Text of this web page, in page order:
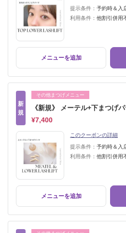
提示条件： 予約時＆入
利用条件： 他割引併用
メニューを追加
新
規
その他まつげメニュー
《新規》 メーテル+下まつげ
¥7,400
このクーポンの詳細
提示条件： 予約時＆入
利用条件： 他割引併用
メニューを追加